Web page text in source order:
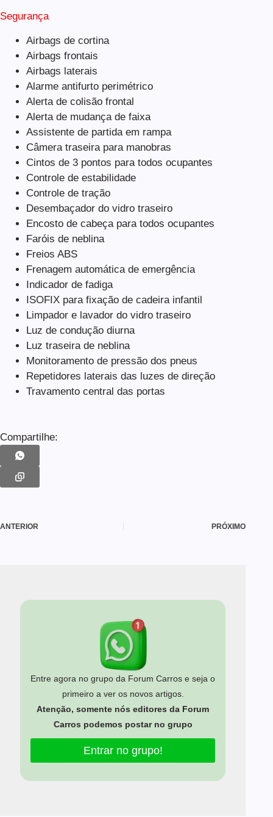
Segurança
Airbags de cortina
Airbags frontais
Airbags laterais
Alarme antifurto perimétrico
Alerta de colisão frontal
Alerta de mudança de faixa
Assistente de partida em rampa
Câmera traseira para manobras
Cintos de 3 pontos para todos ocupantes
Controle de estabilidade
Controle de tração
Desembaçador do vidro traseiro
Encosto de cabeça para todos ocupantes
Faróis de neblina
Freios ABS
Frenagem automática de emergência
Indicador de fadiga
ISOFIX para fixação de cadeira infantil
Limpador e lavador do vidro traseiro
Luz de condução diurna
Luz traseira de neblina
Monitoramento de pressão dos pneus
Repetidores laterais das luzes de direção
Travamento central das portas
Compartilhe:
ANTERIOR PRÓXIMO
Entre agora no grupo da Forum Carros e seja o
primeiro a ver os novos artigos.
Atenção, somente nós editores da Forum
Carros podemos postar no grupo
Entrar no grupo!